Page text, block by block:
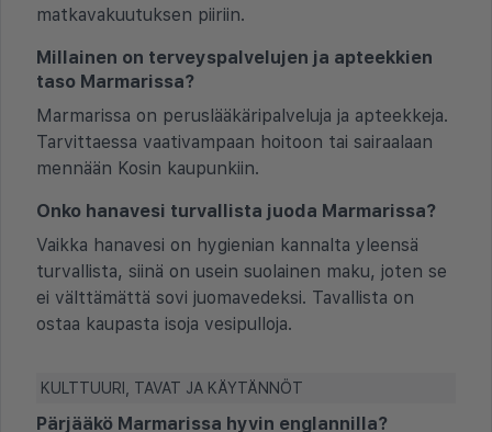
matkavakuutuksen piiriin.
Millainen on terveyspalvelujen ja apteekkien
taso Marmarissa?
Marmarissa on peruslääkäripalveluja ja apteekkeja.
Tarvittaessa vaativampaan hoitoon tai sairaalaan
mennään Kosin kaupunkiin.
Onko hanavesi turvallista juoda Marmarissa?
Vaikka hanavesi on hygienian kannalta yleensä
turvallista, siinä on usein suolainen maku, joten se
ei välttämättä sovi juomavedeksi. Tavallista on
ostaa kaupasta isoja vesipulloja.
KULTTUURI, TAVAT JA KÄYTÄNNÖT
Pärjääkö Marmarissa hyvin englannilla?